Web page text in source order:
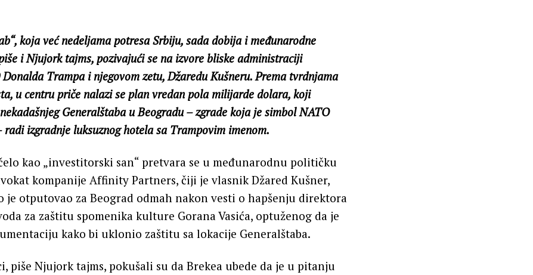
koja već nedeljama potresa Srbiju, sada dobija i međunarodne
i Njujork tajms, pozivajući se na izvore bliske administraciji
Trampa i njegovom zetu, Džaredu Kušneru. Prema tvrdnjama
u centru priče nalazi se plan vredan pola milijarde dolara, koji
Generalštaba u Beogradu – zgrade koja je simbol NATO
izgradnje luksuznog hotela sa Trampovim imenom.
kao „investitorski san“ pretvara se u međunarodnu političku
kompanije Affinity Partners, čiji je vlasnik Džared Kušner,
je otputovao za Beograd odmah nakon vesti o hapšenju direktora
za zaštitu spomenika kulture Gorana Vasića, optuženog da je
kako bi uklonio zaštitu sa lokacije Generalštaba.
piše Njujork tajms, pokušali su da Brekea ubede da je u pitanju